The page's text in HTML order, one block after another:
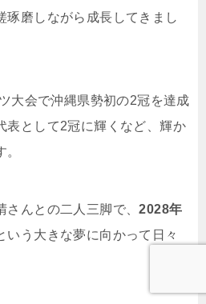
琢磨しながら成長してきまし
大会で沖縄県勢初の2冠を達成
表として2冠に輝くなど、輝か
さんとの二人三脚で、2028年
いう大きな夢に向かって日々